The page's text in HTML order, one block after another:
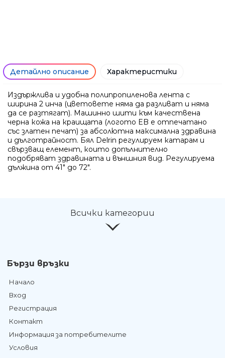
Ние ще се свържем с вас в
Детайлно описание Характеристики
Издържлива и удобна полипропиленова лента с
ширина 2 инча (цветовете няма да разливат и няма
да се разтягат). Машинно шити към качествена
черна кожа на краищата (логото EB е отпечатано
със златен печат) за абсолютна максимална здравина
и дълготрайност. Бял Delrin регулируем катарам и
свързващ елемент, които допълнително
подобряват здравината и външния вид. Регулируема
дължина от 41" до 72".
Всички категории
Бързи връзки
Начало
Вход
Регистрация
Контакт
Информация за потребителите
Условия